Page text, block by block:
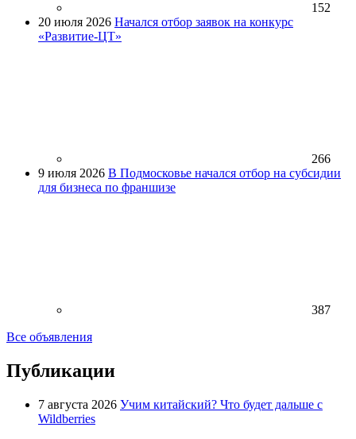
152
20 июля 2026 Начался отбор заявок на конкурс
«Развитие-ЦТ»
266
9 июля 2026 В Подмосковье начался отбор на субсидии
для бизнеса по франшизе
387
Все объявления
Публикации
7 августа 2026 Учим китайский? Что будет дальше с
Wildberries